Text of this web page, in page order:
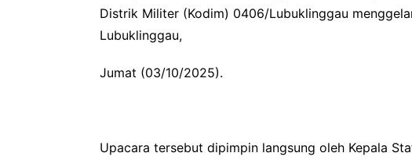
Distrik Militer (Kodim) 0406/Lubuklinggau
Lubuklinggau,
Jumat (03/10/2025).
Upacara tersebut dipimpin langsung oleh Kepala